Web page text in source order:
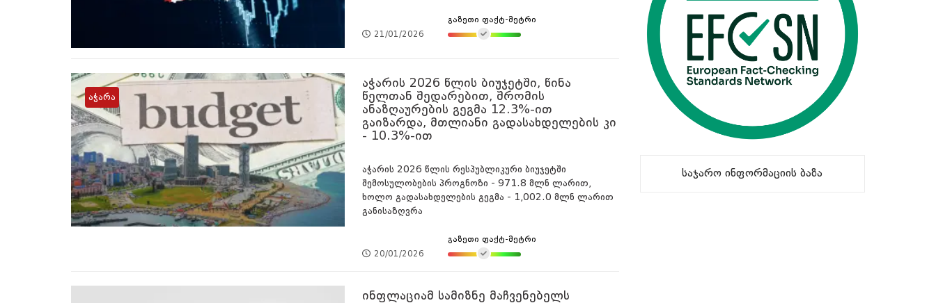
21/01/2026
გაზეთი ფაქტ-მეტრი
აჭარის 2026 წლის ბიუჯეტში, წინა
წელთან შედარებით, შრომის
ანაზღაურების გეგმა 12.3%-ით
გაიზარდა, მთლიანი გადასახდელების კი
- 10.3%-ით
აჭარის 2026 წლის რესპუბლიკური ბიუჯეტში
შემოსულობების პროგნოზი - 971.8 მლნ ლარით,
ხოლო გადასახდელების გეგმა - 1,002.0 მლნ ლარით
განისაზღვრა
20/01/2026
გაზეთი ფაქტ-მეტრი
აჭარა
ინფლაციამ სამიზნე მაჩვენებელს
საჯარო ინფორმაციის ბაზა